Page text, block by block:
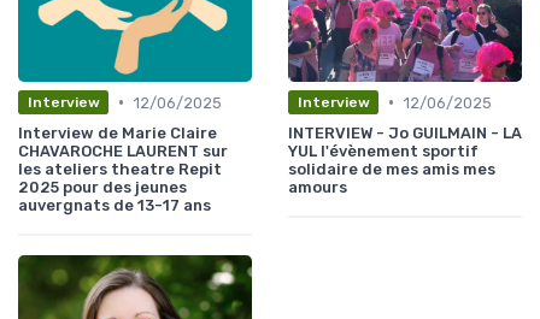
Interview • 12/06/2025
Interview de Marie Claire
CHAVAROCHE LAURENT sur
les ateliers theatre Repit
2025 pour des jeunes
auvergnats de 13-17 ans
Interview • 12/06/2025
INTERVIEW - Jo GUILMAIN - LA
YUL l'évènement sportif
solidaire de mes amis mes
amours